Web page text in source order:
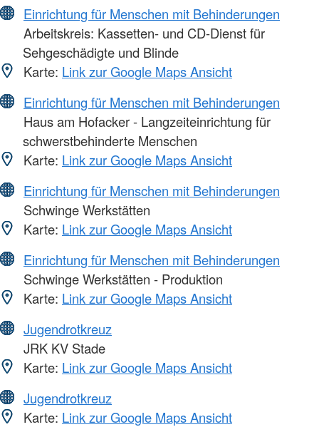
Einrichtung für Menschen mit Behinderungen
Arbeitskreis: Kassetten- und CD-Dienst für
Sehgeschädigte und Blinde
Karte: Link zur Google Maps Ansicht
Einrichtung für Menschen mit Behinderungen
Haus am Hofacker - Langzeiteinrichtung für
schwerstbehinderte Menschen
Karte: Link zur Google Maps Ansicht
Einrichtung für Menschen mit Behinderungen
Schwinge Werkstätten
Karte: Link zur Google Maps Ansicht
Einrichtung für Menschen mit Behinderungen
Schwinge Werkstätten - Produktion
Karte: Link zur Google Maps Ansicht
Jugendrotkreuz
JRK KV Stade
Karte: Link zur Google Maps Ansicht
Jugendrotkreuz
Karte: Link zur Google Maps Ansicht